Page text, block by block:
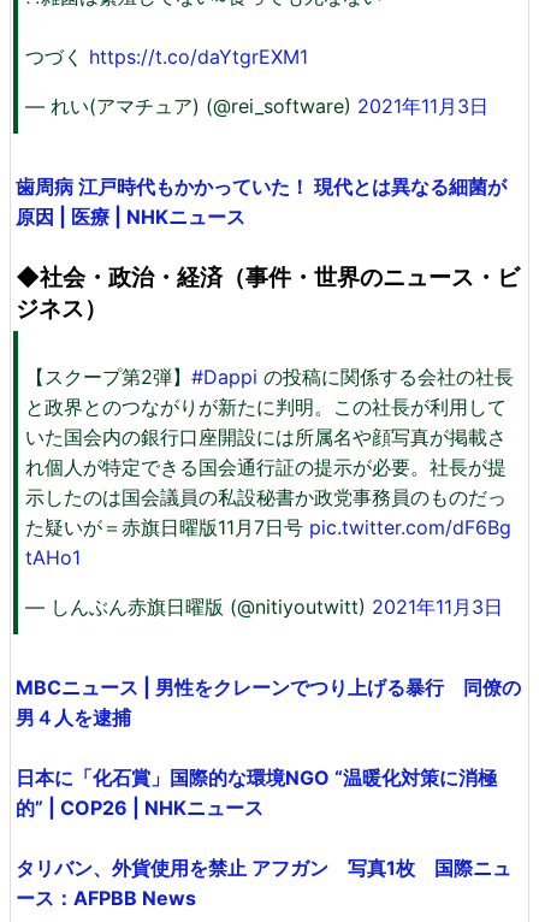
つづく https://t.co/daYtgrEXM1
— れい(アマチュア) (@rei_software) 2021年11月3日
歯周病 江戸時代もかかっていた！ 現代とは異なる細菌が
原因 | 医療 | NHKニュース
◆社会・政治・経済（事件・世界のニュース・ビ
ジネス）
【スクープ第2弾】 #Dappi の投稿に関係する会社の社長
と政界とのつながりが新たに判明。この社長が利用して
いた国会内の銀行口座開設には所属名や顔写真が掲載さ
れ個人が特定できる国会通行証の提示が必要。社長が提
示したのは国会議員の私設秘書か政党事務員のものだっ
た疑いが＝赤旗日曜版11月7日号 pic.twitter.com/dF6Bg
tAHo1
— しんぶん赤旗日曜版 (@nitiyoutwitt) 2021年11月3日
MBCニュース | 男性をクレーンでつり上げる暴行 同僚の
男４人を逮捕
日本に「化石賞」国際的な環境NGO “温暖化対策に消極
的” | COP26 | NHKニュース
タリバン、外貨使用を禁止 アフガン 写真1枚 国際ニュ
ース：AFPBB News